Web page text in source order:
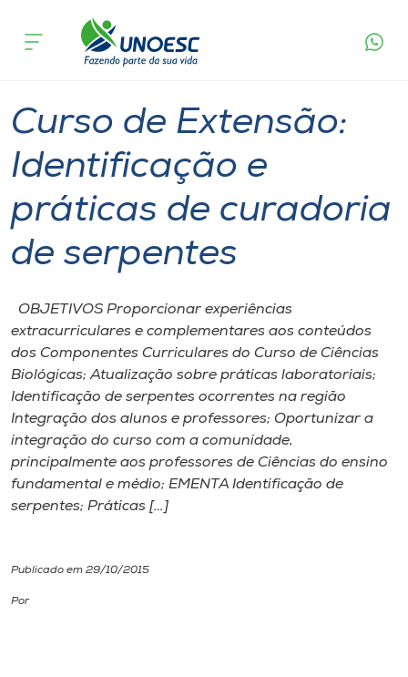
Cursos
Pesquisa
Atendimento ao Estudante
Portal de Ensino
A
Internacionalização
I.nova
Diplomados
acontece
Curso de Extensão:
Identificação e
práticas de curadoria
de serpentes
OBJETIVOS Proporcionar experiências
extracurriculares e complementares aos conteúdos
dos Componentes Curriculares do Curso de Ciências
Biológicas; Atualização sobre práticas laboratoriais;
Identificação de serpentes ocorrentes na região
Integração dos alunos e professores; Oportunizar a
integração do curso com a comunidade,
principalmente aos professores de Ciências do ensino
fundamental e médio; EMENTA Identificação de
serpentes; Práticas […]
Publicado em 29/10/2015
Por